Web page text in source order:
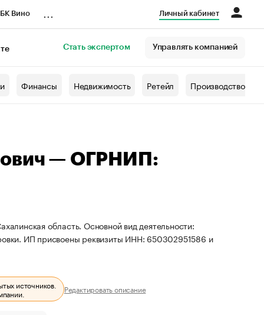
Вино Личный кабинет
Стать экспертом Управлять компанией
Финансы Недвижимость Ретейл Производство
— ОГРНИП:
область. Основной вид деятельности:
ИП присвоены реквизиты ИНН: 650302951586 и
источников. Редактировать описание